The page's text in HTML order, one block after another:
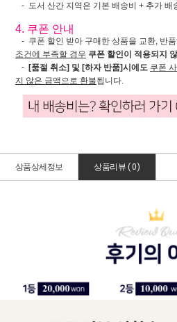
- 도서 산간 지역은 기본 배송비 + 추가 배
4. 쿠폰 안내
- 쿠폰 할인 받아 구매한 상품을 교환, 반품
조건에 부족할 경우 쿠폰 할인이 적용되지
- [품절 취소] 및 [하자 반품]시에도 쿠폰
지 않은 금액으로 환불됩니다.
상품상세정보 상품리뷰 ( 0)